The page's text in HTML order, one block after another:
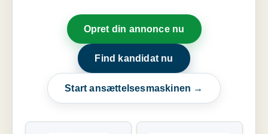
Opret din annonce nu
Find kandidat nu
Start ansættelsesmaskinen →